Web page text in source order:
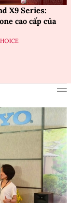
X9 Series:
cao cấp của